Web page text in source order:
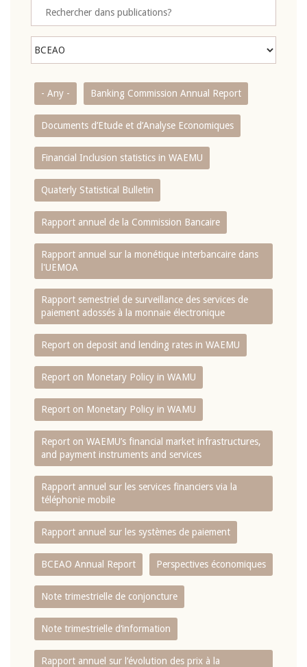
- Any - Banking Commission Annual Report
Documents d’Etude et d’Analyse Economiques
Financial Inclusion statistics in WAEMU
Quaterly Statistical Bulletin
Rapport annuel de la Commission Bancaire
Rapport annuel sur la monétique interbancaire dans
l'UEMOA
Rapport semestriel de surveillance des services de
paiement adossés à la monnaie électronique
Report on deposit and lending rates in WAEMU
Report on Monetary Policy in WAMU
Report on Monetary Policy in WAMU
Report on WAEMU’s financial market infrastructures,
and payment instruments and services
Rapport annuel sur les services financiers via la
téléphonie mobile
Rapport annuel sur les systèmes de paiement
BCEAO Annual Report Perspectives économiques
Note trimestrielle de conjoncture
Note trimestrielle d‘information
Rapport annuel sur l‘évolution des prix à la